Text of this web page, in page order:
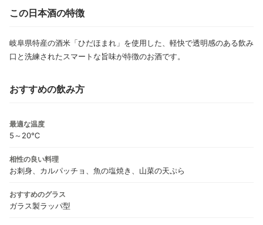
この日本酒の特徴
岐阜県特産の酒米「ひだほまれ」を使用した、軽快で透明感のある飲み
口と洗練されたスマートな旨味が特徴のお酒です。
おすすめの飲み方
最適な温度
5～20℃
相性の良い料理
お刺身、カルパッチョ、魚の塩焼き、山菜の天ぷら
おすすめのグラス
ガラス製ラッパ型